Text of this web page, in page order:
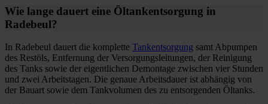
Wie lange dauert eine Öltankentsorgung in
Radebeul?
In Radebeul dauert die komplette Tankentsorgung samt Abpumpen
des Restöls, Entfernung der Versorgungsleitungen, der Reinigung
des Tanks sowie der eigentlichen Demontage zwischen vier Stunden
und zwei Arbeitstagen. Die genaue Arbeitsdauer ist abhängig von
der Bauart sowie dem Tankvolumen des zu entsorgenden Öltanks.